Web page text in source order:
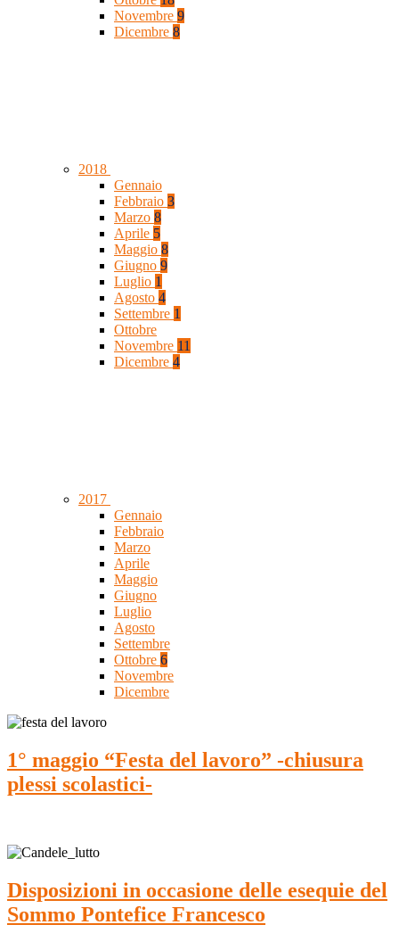
Novembre 9
Dicembre 8
2018
Gennaio
Febbraio 3
Marzo 8
Aprile 5
Maggio 8
Giugno 9
Luglio 1
Agosto 4
Settembre 1
Ottobre
Novembre 11
Dicembre 4
2017
Gennaio
Febbraio
Marzo
Aprile
Maggio
Giugno
Luglio
Agosto
Settembre
Ottobre 6
Novembre
Dicembre
1° maggio “Festa del lavoro” -chiusura
plessi scolastici-
Disposizioni in occasione delle esequie del
Sommo Pontefice Francesco